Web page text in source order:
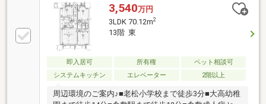
建設住宅性能評価書（新築時）、即引渡可、山が見え
る、市街地が近い、浴室乾燥機、陽当り良好、全居室
収納、駅まで平坦、ＬＤＫ１５畳以上、対面式キッチ
ン、バリアフリー、東向き、オートバス、温水洗浄便
座、ＴＶモニタ付インターホン、緑豊かな住宅地、前
面棟無、通風良好、全居室フローリング、眺望良好、
ウォークインクローゼット、エレベーター、宅配ボッ
3,540万円
3LDK 70.12m2
13階 東
即入居可 所有権
ペット相談可
システムキッチン
エレベーター 2階以上
周辺環境のご案内♪■老松小学校まで徒歩3分■大高幼稚